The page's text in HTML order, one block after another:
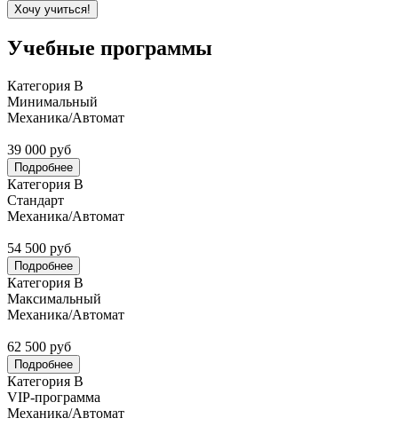
Учебные программы
Категория В
Минимальный
Механика/Автомат
39 000 руб
Подробнее
Категория В
Стандарт
Механика/Автомат
54 500 руб
Подробнее
Категория В
Максимальный
Механика/Автомат
62 500 руб
Подробнее
Категория В
VIP-программа
Механика/Автомат